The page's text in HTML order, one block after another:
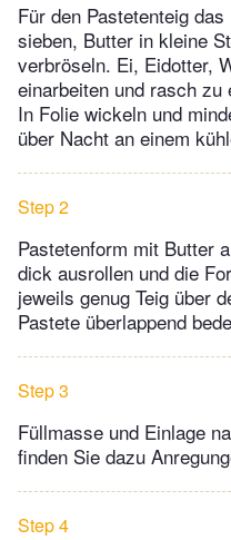
Für den Pastetenteig
sieben, Butter in kleine
verbröseln. Ei, Eidotter,
einarbeiten und rasch zu
In Folie wickeln und
über Nacht an einem
Step 2
Pastetenform mit Butter
dick ausrollen und die
jeweils genug Teig über
Pastete überlappend
Step 3
Füllmasse und Einlage
finden Sie dazu
Step 4